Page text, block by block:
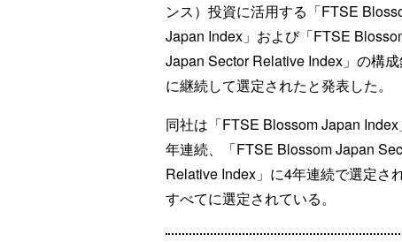
ンス）投資に活用する「FTSE
Japan Index」および「FTSE
Japan Sector Relative Index」の構
に継続して選定されたと発表した。
同社は「FTSE Blossom Japan
年連続、「FTSE Blossom Japan
Relative Index」に4年連続で選定さ
すべてに選定されている。